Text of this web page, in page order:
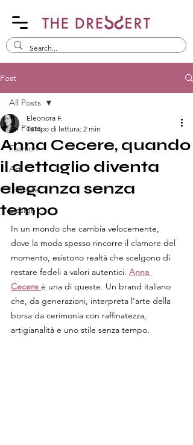
Post
All Posts
Fashion
Art
Lifestyle
Design
All Posts
Anna Cecere, quando
il dettaglio diventa
eleganza senza
tempo
Eleonora F.
Tempo di lettura: 2 min
In un mondo che cambia velocemente,
dove la moda spesso rincorre il clamore del
momento, esistono realtà che scelgono di
restare fedeli a valori autentici. Anna
Cecere è una di queste. Un brand italiano
che, da generazioni, interpreta l’arte della
borsa da cerimonia con raffinatezza,
artigianalità e uno stile senza tempo.